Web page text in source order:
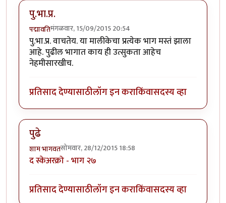
पु.भा.प्र.
पद्मावतिमंगळवार, 15/09/2015 20:54
पु.भा.प्र. वाचतेय. या मालीकेचा प्रत्येक भाग मस्तं झाला
आहे. पुढील भागात काय ही उत्सुकता आहेच
नेहमीसारखीच.
प्रतिसाद देण्यासाठीलॉग इन कराकिंवासदस्य व्हा
पुढे
शाम भागवतसोमवार, 28/12/2015 18:58
द स्केअरक्रो - भाग ‍२७
प्रतिसाद देण्यासाठीलॉग इन कराकिंवासदस्य व्हा